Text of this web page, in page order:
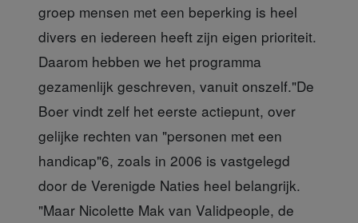
groep mensen met een beperking is heel
divers en iedereen heeft zijn eigen prioriteit.
Daarom hebben we het programma
gezamenlijk geschreven, vanuit onszelf."De
Boer vindt zelf het eerste actiepunt, over
gelijke rechten van "personen met een
handicap"6, zoals in 2006 is vastgelegd
door de Verenigde Naties heel belangrijk.
"Maar Nicolette Mak van Validpeople, de